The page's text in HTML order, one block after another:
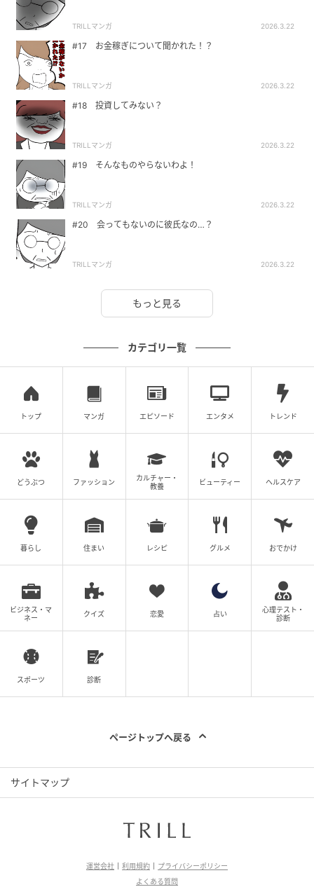
TRILLマンガ 2026.3.22
#17 お金稼ぎについて聞かれた！？
TRILLマンガ 2026.3.22
#18 投資してみない？
TRILLマンガ 2026.3.22
#19 そんなものやらないわよ！
TRILLマンガ 2026.3.22
#20 会ってもないのに彼氏なの…？
TRILLマンガ 2026.3.22
もっと見る
カテゴリ一覧
トップ マンガ エピソード エンタメ トレンド
どうぶつ ファッション
カルチャー・
教養
ビューティー ヘルスケア
暮らし 住まい レシピ グルメ おでかけ
ビジネス・マ
ネー
クイズ 恋愛 占い
心理テスト・
診断
スポーツ 診断
ページトップへ戻る
サイトマップ
運営会社 利用規約
プライバシーポリシー
よくある質問